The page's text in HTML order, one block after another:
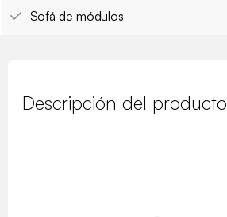
Sofá de módulos
Descripción del producto